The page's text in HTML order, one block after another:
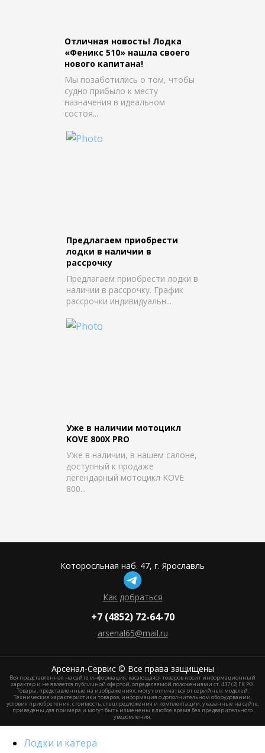
Отличная новость! Лодка
«Феникс 510» нашла своего
нового капитана!
Мы позаботились о том, чтобы
судно прибыло к месту
назначения в идеальном
состоя...
Предлагаем приобрести
лодки в наличии в
рассрочку
Предлагаем приобрести лодки в
наличии в рассрочку. График
рассрочки индивидуальн...
Уже в наличии мотоцикл
KOVE 800X PRO
Уже в наличии, в нашем салоне,
доступный к продаже
легендарный мотоцикл KOVE
800...
Которосльная наб. 47, г. Ярославль
Как добраться
+7 (4852) 72-64-70
arsenal65@mail.ru
Aрсенал-Сервис © Все права защищены
Вся представленная на сайте информация, касающаяся товаров носит информационный
характер и не является публичной офертой, определяемой положениями ст. 437 (2) ГК РФ.
Товары, представленные на изображениях, могут отличаться от серийных моделей.
Технические характеристики товаров, информация о дополнительном оборудовании,
условия приобретения, стоимость, спецпредложения и комплектации, указанные на сайте,
приведены для примера и могут быть изменены в любое время без предварительного
уведомления.
Лодки и катера